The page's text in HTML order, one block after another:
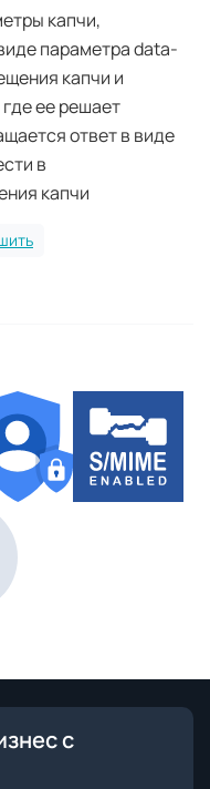
капчи,
параметра data-
капчи и
ее решает
ответ в виде
в
капчи
с